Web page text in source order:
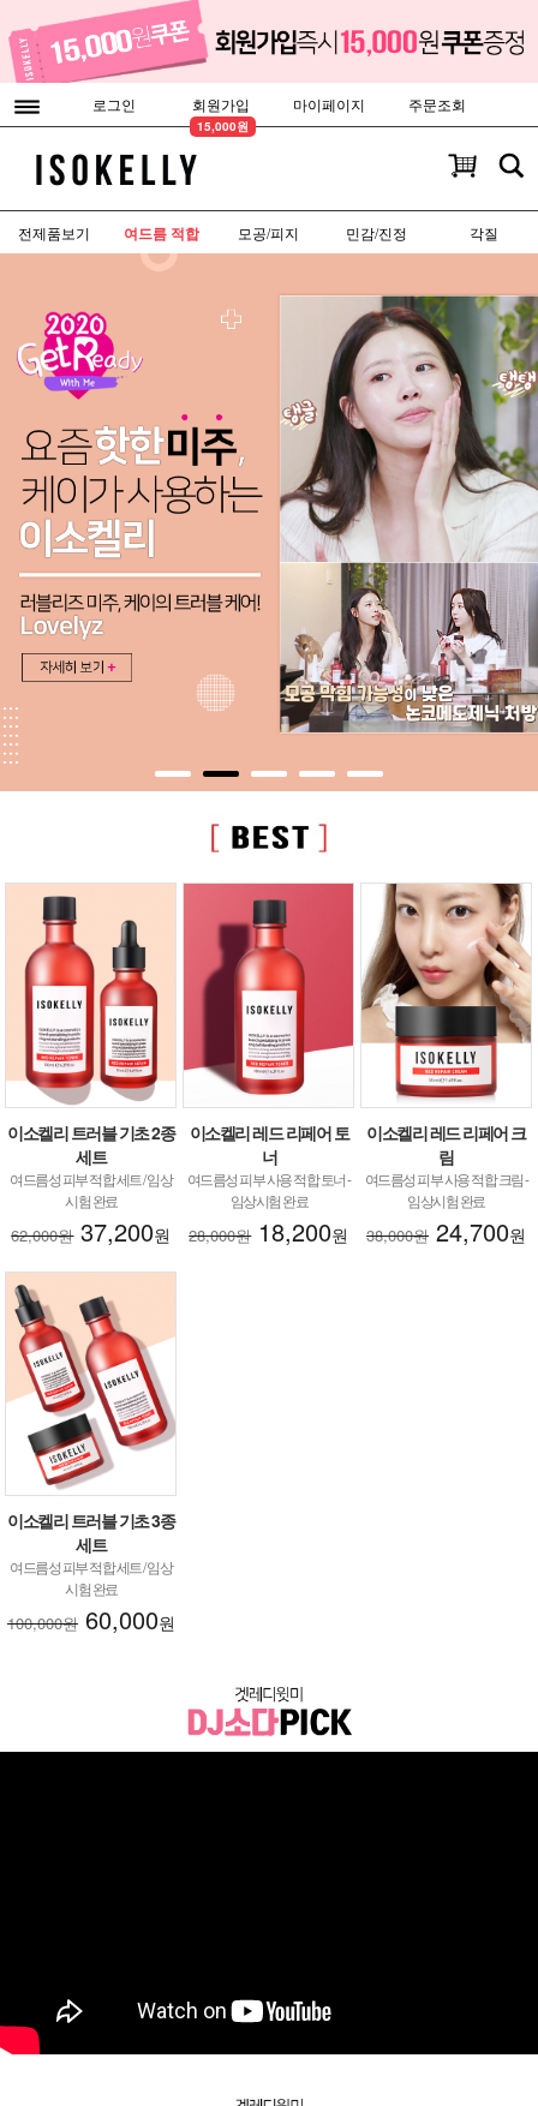
로그인
회원가입
15,000원
마이페이지 주문조회
전제품보기 여드름 적합 모공/피지 민감/진정 각질
이소켈리 트러블 기초 2종
세트
여드름성 피부 적합 세트 / 임상
시험 완료
62,000원37,200원
이소켈리 레드 리페어 토
너
여드름성 피부 사용 적합 토너 -
임상시험 완료
28,000원18,200원
이소켈리 레드 리페어 크
림
여드름성 피부 사용 적합 크림 -
임상시험 완료
38,000원24,700원
이소켈리 트러블 기초 3종
세트
여드름성 피부 적합 세트 / 임상
시험 완료
100,000원60,000원